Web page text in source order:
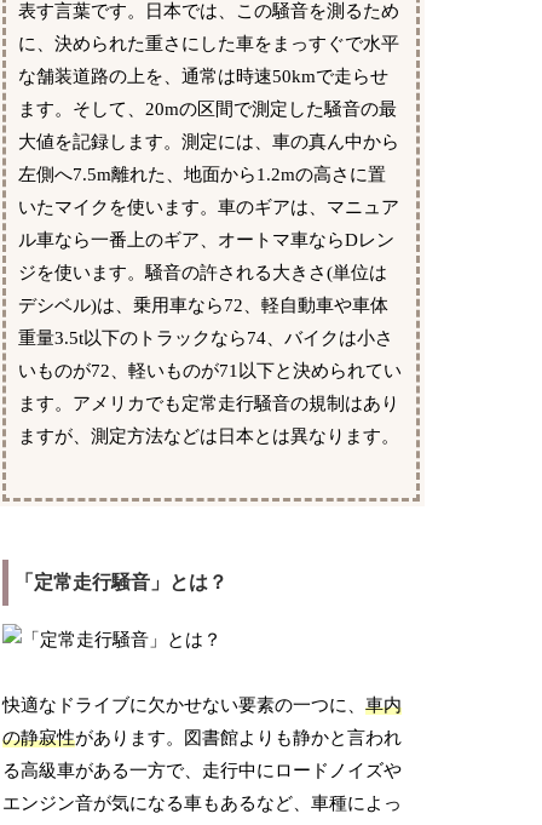
表す言葉です。日本では、この騒音を測るため
に、決められた重さにした車をまっすぐで水平
な舗装道路の上を、通常は時速50kmで走らせ
ます。そして、20mの区間で測定した騒音の最
大値を記録します。測定には、車の真ん中から
左側へ7.5m離れた、地面から1.2mの高さに置
いたマイクを使います。車のギアは、マニュア
ル車なら一番上のギア、オートマ車ならDレン
ジを使います。騒音の許される大きさ(単位は
デシベル)は、乗用車なら72、軽自動車や車体
重量3.5t以下のトラックなら74、バイクは小さ
いものが72、軽いものが71以下と決められてい
ます。アメリカでも定常走行騒音の規制はあり
ますが、測定方法などは日本とは異なります。
「定常走行騒音」とは？
快適なドライブに欠かせない要素の一つに、車内
の静寂性があります。図書館よりも静かと言われ
る高級車がある一方で、走行中にロードノイズや
エンジン音が気になる車もあるなど、車種によっ